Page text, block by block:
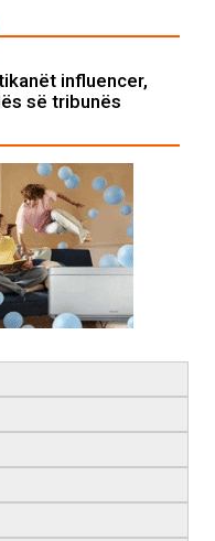
influencer,
së tribunës